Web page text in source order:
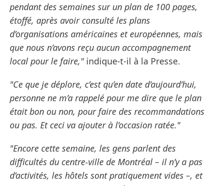
pendant des semaines sur un plan de 100 pages,
étoffé, après avoir consulté les plans
d’organisations américaines et européennes, mais
que nous n’avons reçu aucun accompagnement
local pour le faire,"indique-t-il à la Presse.
"Ce que je déplore, c’est qu’en date d’aujourd’hui,
personne ne m’a rappelé pour me dire que le plan
était bon ou non, pour faire des recommandations
ou pas. Et ceci va ajouter à l’occasion ratée."
"Encore cette semaine, les gens parlent des
difficultés du centre-ville de Montréal – il n’y a pas
d’activités, les hôtels sont pratiquement vides –, et